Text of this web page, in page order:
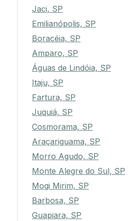
Jaci, SP
Emilianópolis, SP
Boracéia, SP
Amparo, SP
Águas de Lindóia, SP
Itaju, SP
Fartura, SP
Juquiá, SP
Cosmorama, SP
Araçariguama, SP
Morro Agudo, SP
Monte Alegre do Sul, SP
Mogi Mirim, SP
Barbosa, SP
Guapiara, SP